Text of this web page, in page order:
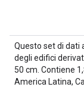
Questo set di dati
degli edifici
50 cm. Contiene
America Latina,